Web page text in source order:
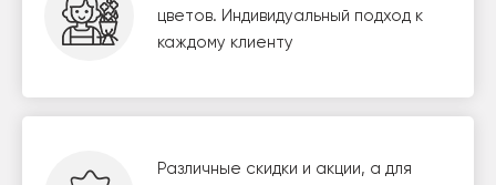
цветов. Индивидуальный подход к
каждому клиенту
Различные скидки и акции, а для